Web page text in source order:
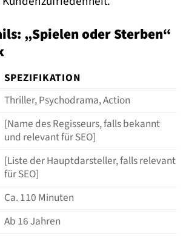
„Spielen oder Sterben“
SPEZIFIKATION
Thriller, Psychodrama, Action
[Name des Regisseurs, falls bekannt
und relevant für SEO]
[Liste der Hauptdarsteller, falls relevant
für SEO]
Ca. 110 Minuten
Ab 16 Jahren